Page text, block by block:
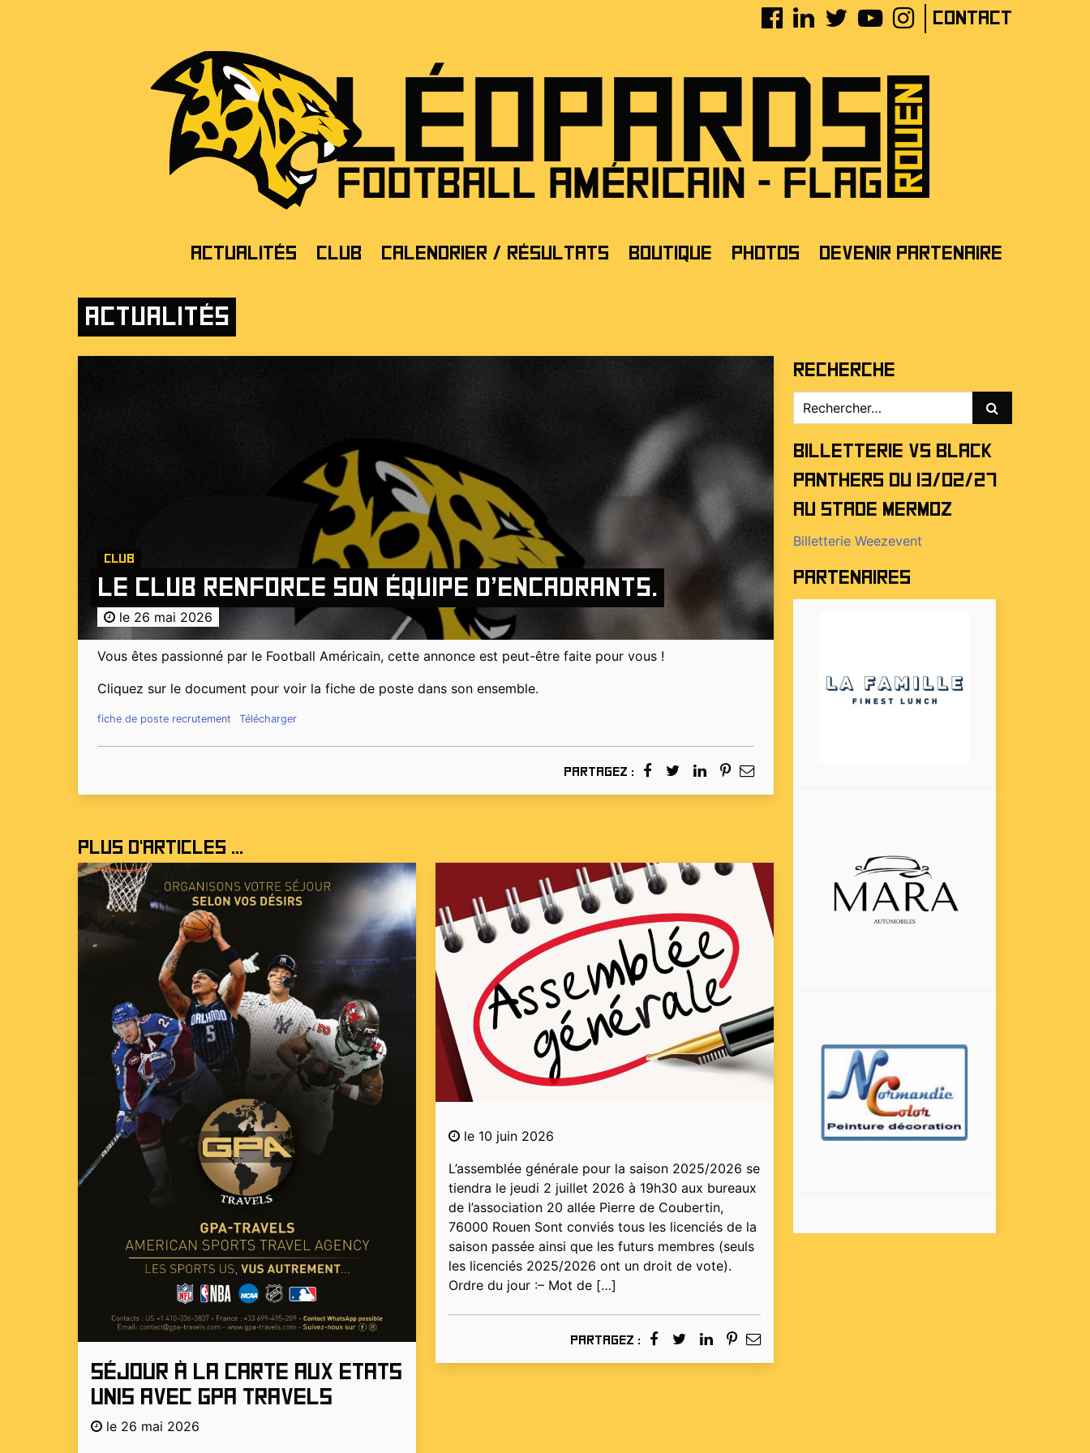
Contact
Actualités Club Calendrier / Résultats Boutique Photos Devenir partenaire
Actualités
Club
Le club renforce son équipe d’encadrants.
le 26 mai 2026
Vous êtes passionné par le Football Américain, cette annonce est peut-être faite pour vous !
Cliquez sur le document pour voir la fiche de poste dans son ensemble.
fiche de poste recrutement Télécharger
Partagez :
Plus d'articles ...
Séjour à la carte aux Etats
Unis avec GPA TRAVELS
le 26 mai 2026
le 10 juin 2026
L’assemblée générale pour la saison 2025/2026 se
tiendra le jeudi 2 juillet 2026 à 19h30 aux bureaux
de l’association 20 allée Pierre de Coubertin,
76000 Rouen Sont conviés tous les licenciés de la
saison passée ainsi que les futurs membres (seuls
les licenciés 2025/2026 ont un droit de vote).
Ordre du jour :– Mot de […]
Partagez :
Recherche
Rechercher :
Billetterie vs Black
Panthers du 13/02/27
au stade Mermoz
Billetterie Weezevent
Partenaires